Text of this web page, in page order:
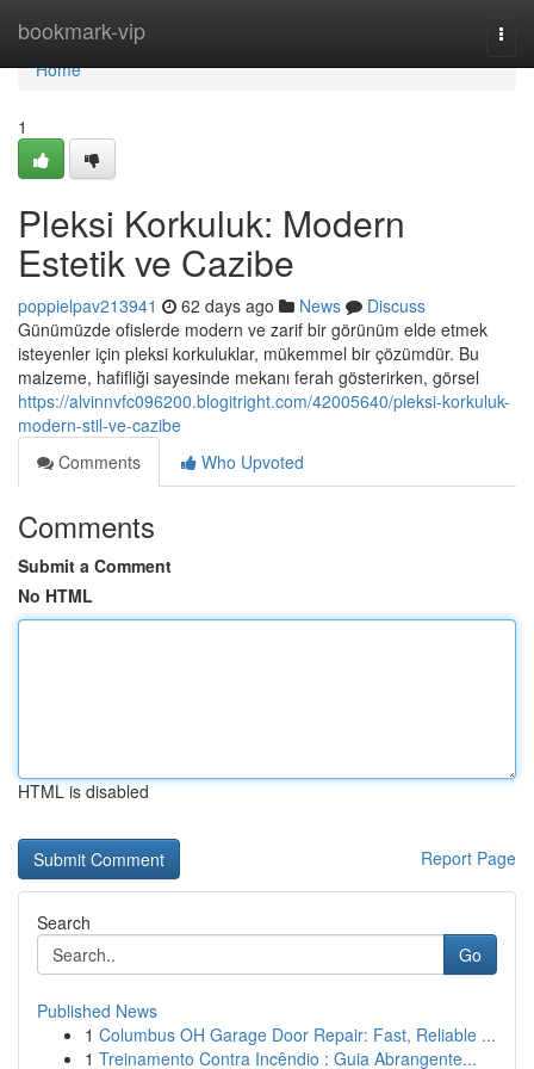
bookmark-vip
Home
Home
1
Pleksi Korkuluk: Modern
Estetik ve Cazibe
poppielpav213941 62 days ago News
Discuss
Günümüzde ofislerde modern ve zarif bir görünüm elde etmek
isteyenler için pleksi korkuluklar, mükemmel bir çözümdür. Bu
malzeme, hafifliği sayesinde mekanı ferah gösterirken, görsel
https://alvinnvfc096200.blogitright.com/42005640/pleksi-korkuluk-
modern-stil-ve-cazibe
Comments
Who Upvoted
Comments
Submit a Comment
No HTML
HTML is disabled
Report Page
Search
Go
Published News
1 Columbus OH Garage Door Repair: Fast, Reliable ...
1 Treinamento Contra Incêndio : Guia Abrangente...